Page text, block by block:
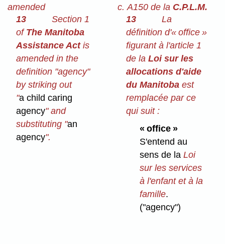
amended
13
Section 1
of The Manitoba
Assistance Actis
amended in the
definition "agency"
by striking out
"a child caring
agency" and
substituting "an
agency".
c. A150 de la C.P.L.M.
13
La
définition d'« office »
figurant à l'article 1
de laLoi sur les
allocations d'aide
du Manitoba est
remplacée par ce
qui suit :
« office »
S'entend au
sens de la Loi
sur les services
à l'enfant et à la
famille.
("agency")